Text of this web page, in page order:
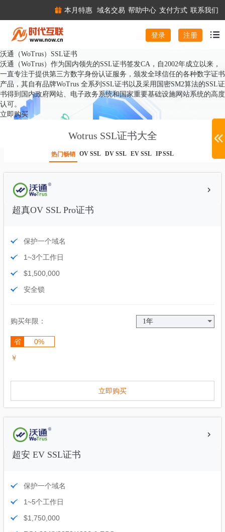
本月特惠 域名交易 帮助中心 支付方式 联系我们
登录 注册
沃通（WoTrus）SSL证书
沃通（WoTrus）作为国内领先的SSL证书签发CA，自2002年成立以来，
一直专注于提供第三方数字身份认证服务，颁发全球信任的各种数字证书
产品，其自有品牌WoTrus 全系列SSL证书以及采用国密SM2算法的SSL证
书得到国内政府网站、电子政务系统和国家重要基础设施网站系统的高度
认可。
立即购买
Wotrus SSL证书大全
热门畅销 OV SSL DV SSL EV SSL IP SSL
超真OV SSL Pro证书
保护一个域名
1~3个工作日
$1,500,000
安全锁
购买年限：
省 0%
￥
立即购买
超安 EV SSL证书
保护一个域名
1~5个工作日
$1,750,000